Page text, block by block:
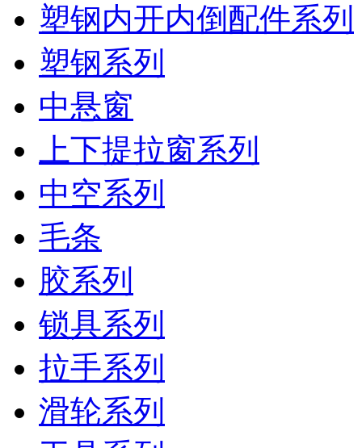
塑钢内开内倒配件系列
塑钢系列
中悬窗
上下提拉窗系列
中空系列
毛条
胶系列
锁具系列
拉手系列
滑轮系列